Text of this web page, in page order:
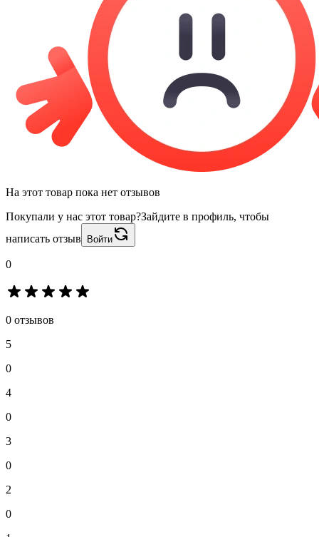
На этот товар пока нет отзывов
Покупали у нас этот товар?Зайдите в профиль, чтобы
написать отзыв
Войти
0
0 отзывов
5
0
4
0
3
0
2
0